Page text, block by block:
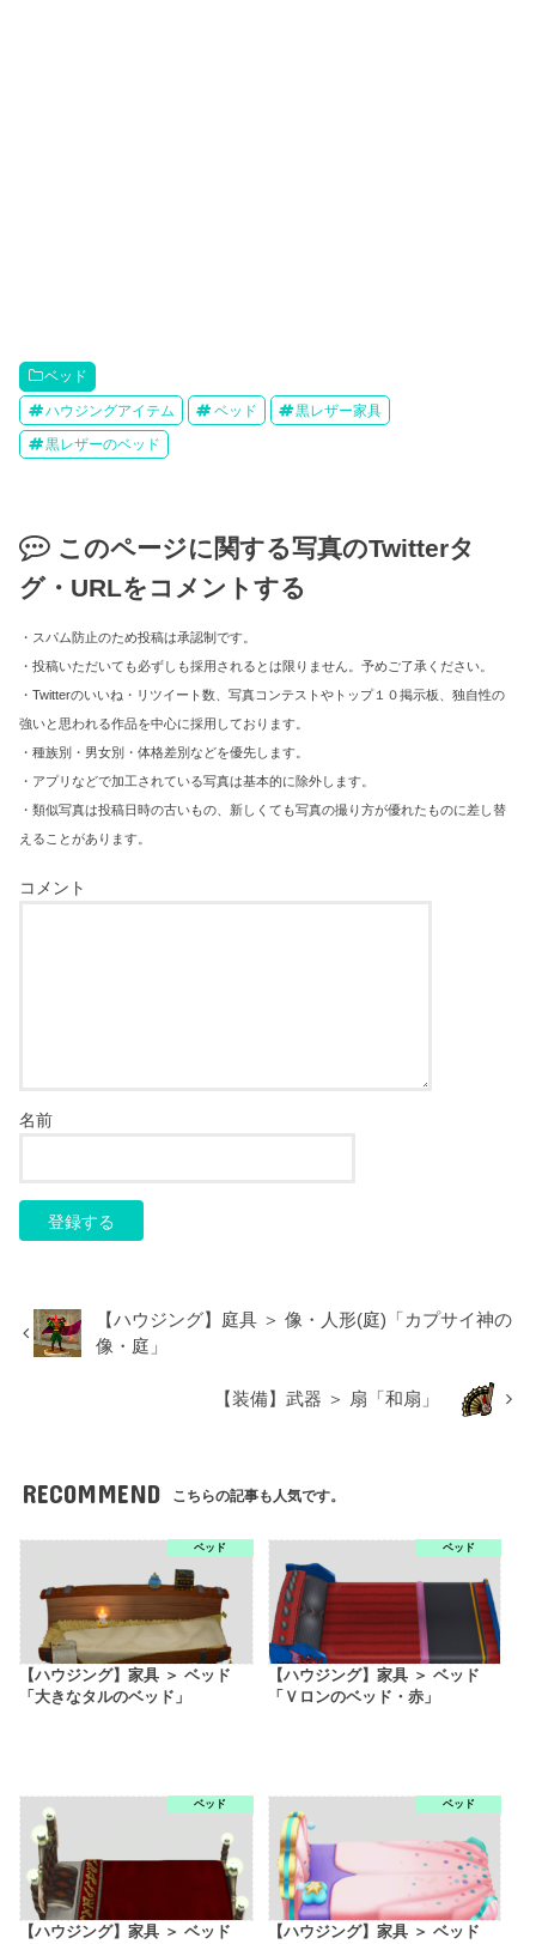
ベッド
ハウジングアイテム ベッド 黒レザー家具
黒レザーのベッド
このページに関する写真のTwitterタ
グ・URLをコメントする
・スパム防止のため投稿は承認制です。
・投稿いただいても必ずしも採用されるとは限りません。予めご了承ください。
・Twitterのいいね・リツイート数、写真コンテストやトップ１０掲示板、独自性の
強いと思われる作品を中心に採用しております。
・種族別・男女別・体格差別などを優先します。
・アプリなどで加工されている写真は基本的に除外します。
・類似写真は投稿日時の古いもの、新しくても写真の撮り方が優れたものに差し替
えることがあります。
コメント
名前
【ハウジング】庭具 ＞ 像・人形(庭)「カプサイ神の
像・庭」
【装備】武器 ＞ 扇「和扇」
RECOMMEND こちらの記事も人気です。
ベッド
【ハウジング】家具 ＞ ベッド
「大きなタルのベッド」
ベッド
【ハウジング】家具 ＞ ベッド
「Ｖロンのベッド・赤」
ベッド
【ハウジング】家具 ＞ ベッド
ベッド
【ハウジング】家具 ＞ ベッド